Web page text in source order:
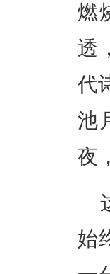
燃
透
代
池
夜
始